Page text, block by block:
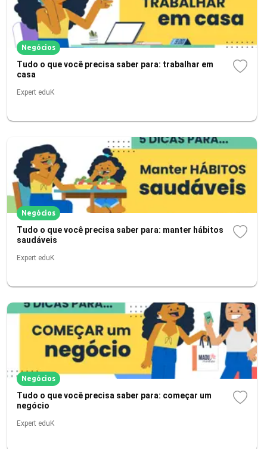
Negócios
Tudo o que você precisa saber para: trabalhar em
casa
Expert eduK
Negócios
Tudo o que você precisa saber para: manter hábitos
saudáveis
Expert eduK
Negócios
Tudo o que você precisa saber para: começar um
negócio
Expert eduK